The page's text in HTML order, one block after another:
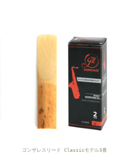
ゴンザレスリード Classicモデル3番